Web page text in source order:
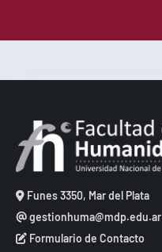
Funes 3350, Mar del Plata
gestionhuma@mdp.edu.ar
Formulario de Contacto